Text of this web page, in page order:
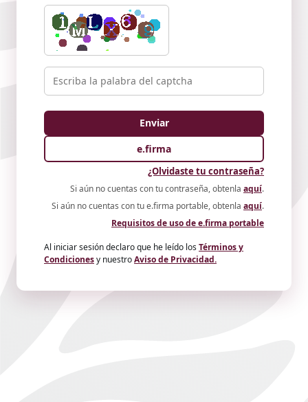
e.firma
¿Olvidaste tu contraseña?
Si aún no cuentas con tu contraseña, obtenla aquí.
Si aún no cuentas con tu e.firma portable, obtenla aquí.
Requisitos de uso de e.firma portable
Al iniciar sesión declaro que he leído losTérminos y
Condicionesy nuestroAviso de Privacidad.